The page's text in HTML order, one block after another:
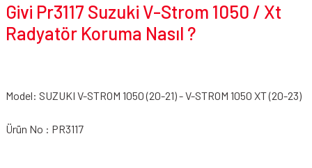
Givi Pr3117 Suzuki V-Strom 1050 / Xt
Radyatör Koruma Nasıl ?
Model: SUZUKI V-STROM 1050 (20-21) - V-STROM 1050 XT (20-23)
Ürün No : PR3117